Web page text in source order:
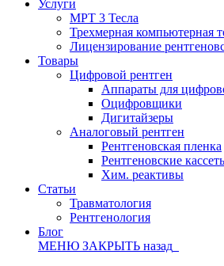
Услуги
МРТ 3 Тесла
Трехмерная компьютерная
Лицензирование
Товары
Цифровой рентген
Аппараты для
Оцифровщики
Дигитайзеры
Аналоговый рентген
Рентгеновская пленка
Рентгеновские
Хим. реактивы
Статьи
Травматология
Рентгенология
Блог
МЕНЮ ЗАКРЫТЬ назад